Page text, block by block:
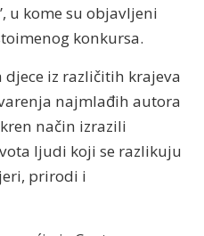
u kome su objavljeni
konkursa.
iz različitih krajeva
najmlađih autora
način izrazili
ljudi koji se razlikuju
prirodi i